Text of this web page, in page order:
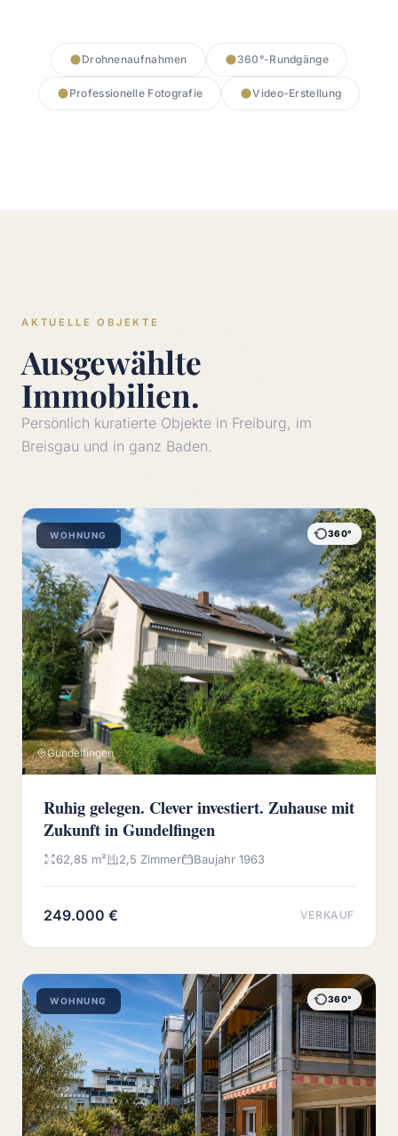
Drohnenaufnahmen 360°-Rundgänge
Professionelle Fotografie Video-Erstellung
AKTUELLE OBJEKTE
Ausgewählte
Immobilien.
Persönlich kuratierte Objekte in Freiburg, im
Breisgau und in ganz Baden.
WOHNUNG 360°
Gundelfingen
Ruhig gelegen. Clever investiert. Zuhause mit
Zukunft in Gundelfingen
62,85 m² 2,5 Zimmer Baujahr 1963
249.000 € VERKAUF
WOHNUNG 360°